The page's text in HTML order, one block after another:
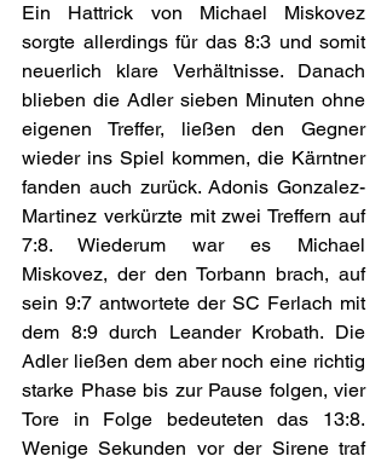
Ein Hattrick von Michael Miskovez
sorgte allerdings für das 8:3 und somit
neuerlich klare Verhältnisse. Danach
blieben die Adler sieben Minuten ohne
eigenen Treffer, ließen den Gegner
wieder ins Spiel kommen, die Kärntner
fanden auch zurück. Adonis Gonzalez-
Martinez verkürzte mit zwei Treffern auf
7:8. Wiederum war es Michael
Miskovez, der den Torbann brach, auf
sein 9:7 antwortete der SC Ferlach mit
dem 8:9 durch Leander Krobath. Die
Adler ließen dem aber noch eine richtig
starke Phase bis zur Pause folgen, vier
Tore in Folge bedeuteten das 13:8.
Wenige Sekunden vor der Sirene traf